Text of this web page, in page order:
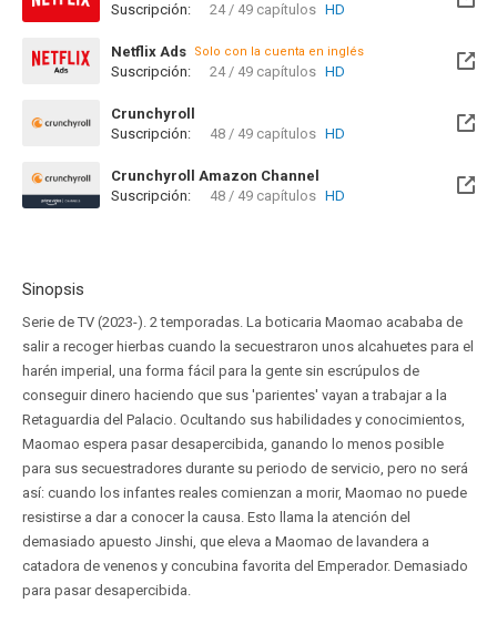
Suscripción: 24 / 49 capítulos HD
Netflix Ads Solo con la cuenta en inglés
Suscripción: 24 / 49 capítulos HD
Crunchyroll
Suscripción:
48 / 49 capítulos HD
Crunchyroll Amazon Channel
Suscripción:
48 / 49 capítulos HD
Sinopsis
Serie de TV (2023-). 2 temporadas. La boticaria Maomao acababa de
salir a recoger hierbas cuando la secuestraron unos alcahuetes para el
harén imperial, una forma fácil para la gente sin escrúpulos de
conseguir dinero haciendo que sus 'parientes' vayan a trabajar a la
Retaguardia del Palacio. Ocultando sus habilidades y conocimientos,
Maomao espera pasar desapercibida, ganando lo menos posible
para sus secuestradores durante su periodo de servicio, pero no será
así: cuando los infantes reales comienzan a morir, Maomao no puede
resistirse a dar a conocer la causa. Esto llama la atención del
demasiado apuesto Jinshi, que eleva a Maomao de lavandera a
catadora de venenos y concubina favorita del Emperador. Demasiado
para pasar desapercibida.